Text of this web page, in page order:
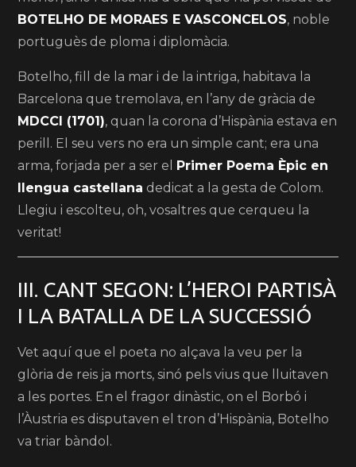
BOTELHO DE MORAES E VASCONCELOS, noble
portuguès de ploma i diplomàcia.
Botelho, fill de la mar i de la intriga, habitava la
Barcelona que tremolava, en l’any de gràcia de
MDCCI (1701), quan la corona d’Hispània estava en
perill. El seu vers no era un simple cant; era una
arma, forjada per a ser el Primer Poema Èpic en
llengua castellana dedicat a la gesta de Colom.
Llegiu i escolteu, oh, vosaltres que cerqueu la
veritat!
III. CANT SEGON: L’HEROI PARTISÀ
I LA BATALLA DE LA SUCCESSIÓ
Vet aquí que el poeta no alçava la veu per la
glòria de reis ja morts, sinó pels vius que lluitaven
a les portes. En el fragor dinàstic, on el Borbó i
l’Àustria es disputaven el tron d’Hispània, Botelho
va triar bàndol.